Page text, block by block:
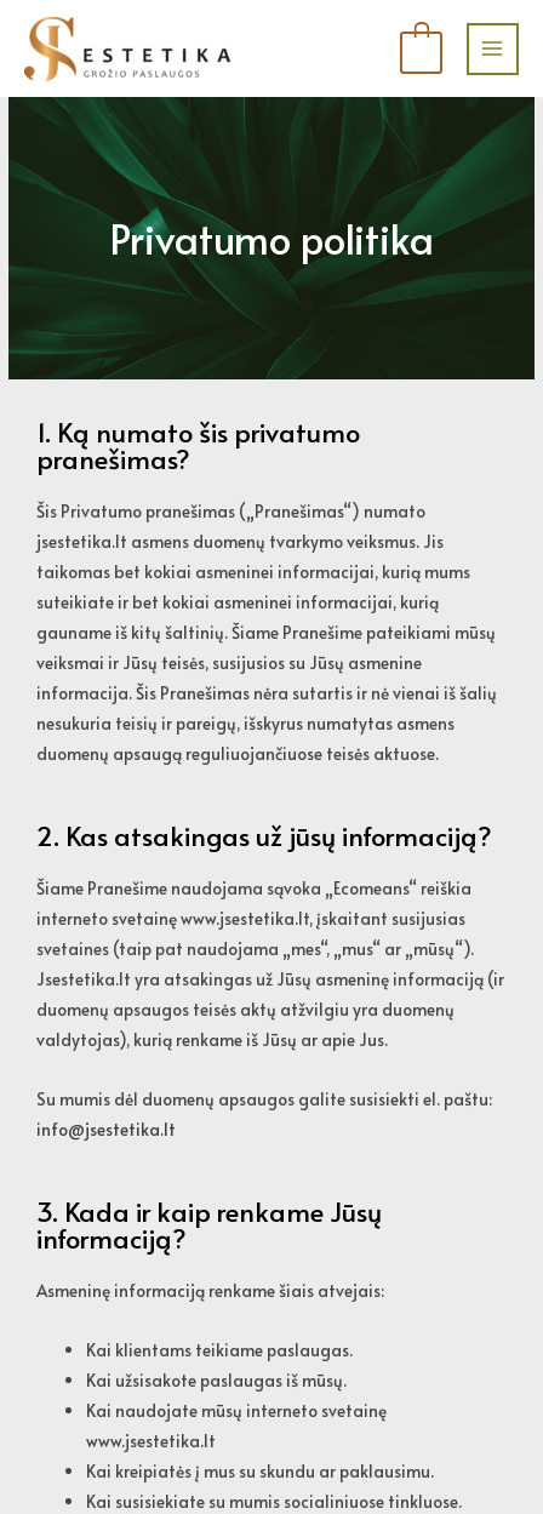
Pereiti
turinio
Main
Privatumo politika
1. Ką numato šis privatumo
pranešimas?
Šis Privatumo pranešimas („Pranešimas“) numato
jsestetika.lt asmens duomenų tvarkymo veiksmus. Jis
taikomas bet kokiai asmeninei informacijai, kurią mums
suteikiate ir bet kokiai asmeninei informacijai, kurią
gauname iš kitų šaltinių. Šiame Pranešime pateikiami mūsų
veiksmai ir Jūsų teisės, susijusios su Jūsų asmenine
informacija. Šis Pranešimas nėra sutartis ir nė vienai iš šalių
nesukuria teisių ir pareigų, išskyrus numatytas asmens
duomenų apsaugą reguliuojančiuose teisės aktuose.
2. Kas atsakingas už jūsų informaciją?
Šiame Pranešime naudojama sąvoka „Ecomeans“ reiškia
interneto svetainę www.jsestetika.lt, įskaitant susijusias
svetaines (taip pat naudojama „mes“, „mus“ ar „mūsų“).
Jsestetika.lt yra atsakingas už Jūsų asmeninę informaciją (ir
duomenų apsaugos teisės aktų atžvilgiu yra duomenų
valdytojas), kurią renkame iš Jūsų ar apie Jus.
Su mumis dėl duomenų apsaugos galite susisiekti el. paštu:
info@jsestetika.lt
3. Kada ir kaip renkame Jūsų
informaciją?
Asmeninę informaciją renkame šiais atvejais:
Kai klientams teikiame paslaugas.
Kai užsisakote paslaugas iš mūsų.
Kai naudojate mūsų interneto svetainę
www.jsestetika.lt
Kai kreipiatės į mus su skundu ar paklausimu.
Kai susisiekiate su mumis socialiniuose tinkluose.